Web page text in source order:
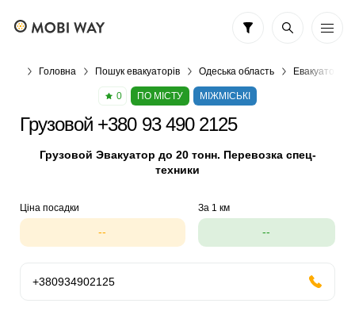
Головна Пошук евакуаторів Одеська область Евакуатор в
0 ПО МІСТУ МІЖМІСЬКІ
Грузовой +380 93 490 2125
Грузовой Эвакуатор до 20 тонн. Перевозка спец-
техники
Ціна посадки
--
За 1 км
--
+380934902125